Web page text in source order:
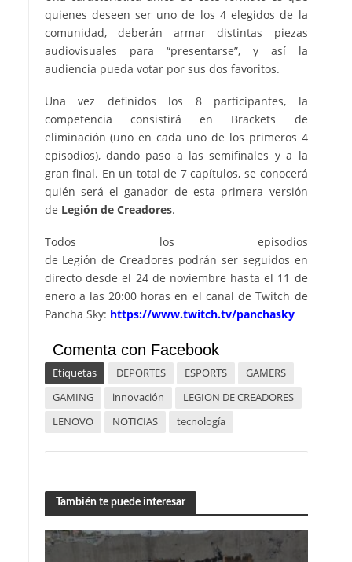
quienes deseen ser uno de los 4 elegidos de la
comunidad, deberán armar distintas piezas
audiovisuales para “presentarse”, y así la
audiencia pueda votar por sus dos favoritos.
Una vez definidos los 8 participantes, la
competencia consistirá en Brackets de
eliminación (uno en cada uno de los primeros 4
episodios), dando paso a las semifinales y a la
gran final. En un total de 7 capítulos, se conocerá
quién será el ganador de esta primera versión
de Legión de Creadores.
Todos los episodios
de Legión de Creadores podrán ser seguidos en
directo desde el 24 de noviembre hasta el 11 de
enero a las 20:00 horas en el canal de Twitch de
Pancha Sky: https://www.twitch.tv/panchasky
Comenta con Facebook
Etiquetas DEPORTES ESPORTS
GAMERS
GAMING
innovación
LEGION DE CREADORES
LENOVO
NOTICIAS tecnología
También te puede interesar